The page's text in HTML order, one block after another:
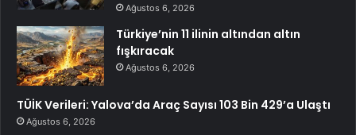
Ağustos 6, 2026
Türkiye’nin 11 ilinin altından altın
fışkıracak
Ağustos 6, 2026
TÜİK Verileri: Yalova’da Araç Sayısı 103 Bin 429’a Ulaştı
Ağustos 6, 2026